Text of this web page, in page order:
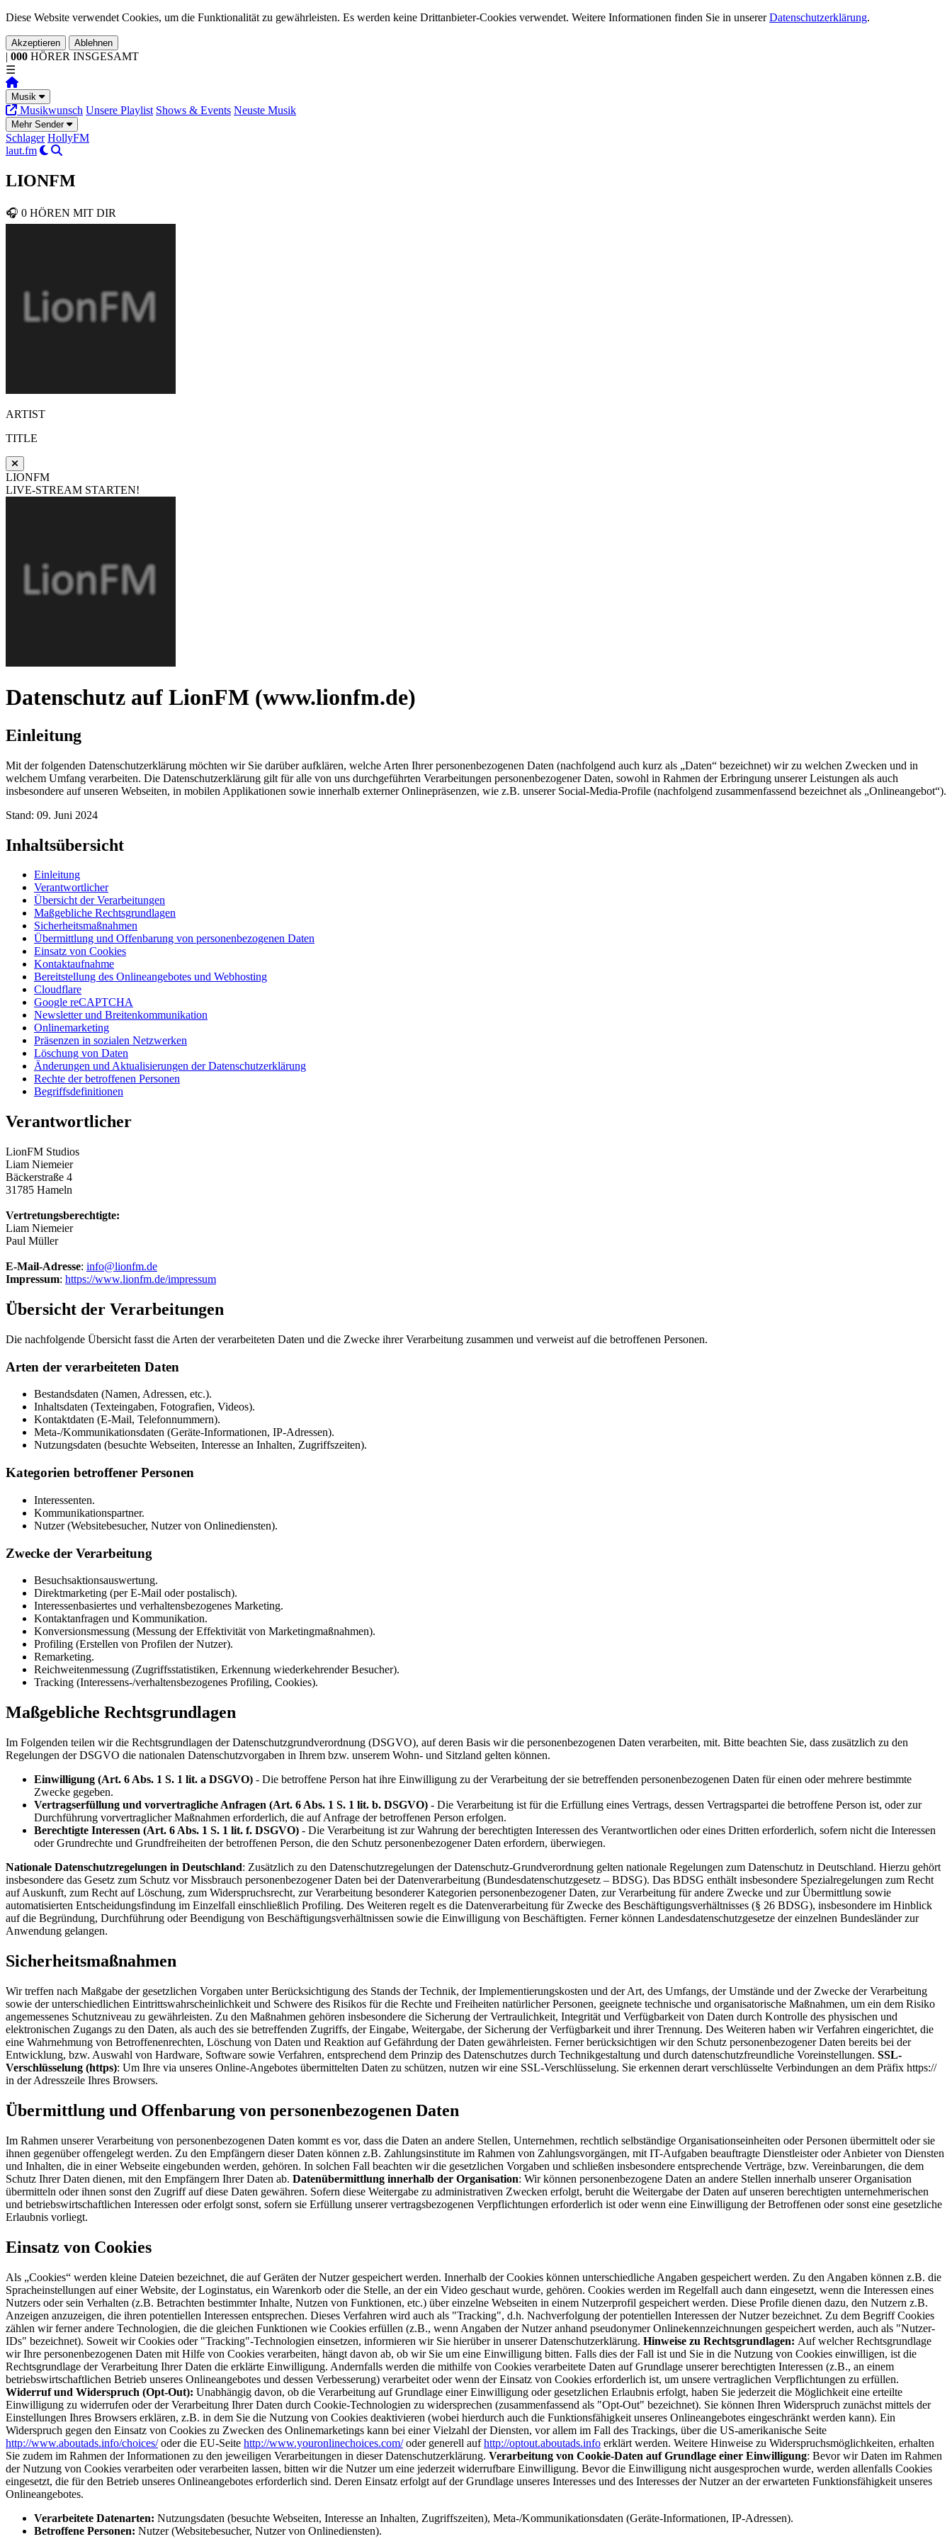
Diese Website verwendet Cookies, um die Funktionalität zu gewährleisten. Es werden keine Drittanbieter-Cookies verwendet. Weitere Informationen finden Sie in unsererDatenschutzerklärung.
Akzeptieren Ablehnen
| 000 HÖRER INSGESAMT
☰
Musik
Musikwunsch Unsere Playlist Shows & Events Neuste Musik
Mehr Sender
Schlager HollyFM
laut.fm
LIONFM
🎧 0 HÖREN MIT DIR
ARTIST
TITLE
LIONFM
LIVE-STREAM STARTEN!
Datenschutz auf LionFM (www.lionfm.de)
Einleitung
Mit der folgenden Datenschutzerklärung möchten wir Sie darüber aufklären, welche Arten Ihrer personenbezogenen Daten (nachfolgend auch kurz als „Daten“ bezeichnet) wir zu welchen Zwecken und in
welchem Umfang verarbeiten. Die Datenschutzerklärung gilt für alle von uns durchgeführten Verarbeitungen personenbezogener Daten, sowohl in Rahmen der Erbringung unserer Leistungen als auch
insbesondere auf unseren Webseiten, in mobilen Applikationen sowie innerhalb externer Onlinepräsenzen, wie z.B. unserer Social-Media-Profile (nachfolgend zusammenfassend bezeichnet als „Onlineangebot“).
Stand: 09. Juni 2024
Inhaltsübersicht
Einleitung
Verantwortlicher
Übersicht der Verarbeitungen
Maßgebliche Rechtsgrundlagen
Sicherheitsmaßnahmen
Übermittlung und Offenbarung von personenbezogenen Daten
Einsatz von Cookies
Kontaktaufnahme
Bereitstellung des Onlineangebotes und Webhosting
Cloudflare
Google reCAPTCHA
Newsletter und Breitenkommunikation
Onlinemarketing
Präsenzen in sozialen Netzwerken
Löschung von Daten
Änderungen und Aktualisierungen der Datenschutzerklärung
Rechte der betroffenen Personen
Begriffsdefinitionen
Verantwortlicher
LionFM Studios
Liam Niemeier
Bäckerstraße 4
31785 Hameln
Vertretungsberechtigte:
Liam Niemeier
Paul Müller
E-Mail-Adresse: info@lionfm.de
Impressum: https://www.lionfm.de/impressum
Übersicht der Verarbeitungen
Die nachfolgende Übersicht fasst die Arten der verarbeiteten Daten und die Zwecke ihrer Verarbeitung zusammen und verweist auf die betroffenen Personen.
Arten der verarbeiteten Daten
Bestandsdaten (Namen, Adressen, etc.).
Inhaltsdaten (Texteingaben, Fotografien, Videos).
Kontaktdaten (E-Mail, Telefonnummern).
Meta-/Kommunikationsdaten (Geräte-Informationen, IP-Adressen).
Nutzungsdaten (besuchte Webseiten, Interesse an Inhalten, Zugriffszeiten).
Kategorien betroffener Personen
Interessenten.
Kommunikationspartner.
Nutzer (Websitebesucher, Nutzer von Onlinediensten).
Zwecke der Verarbeitung
Besuchsaktionsauswertung.
Direktmarketing (per E-Mail oder postalisch).
Interessenbasiertes und verhaltensbezogenes Marketing.
Kontaktanfragen und Kommunikation.
Konversionsmessung (Messung der Effektivität von Marketingmaßnahmen).
Profiling (Erstellen von Profilen der Nutzer).
Remarketing.
Reichweitenmessung (Zugriffsstatistiken, Erkennung wiederkehrender Besucher).
Tracking (Interessens-/verhaltensbezogenes Profiling, Cookies).
Maßgebliche Rechtsgrundlagen
Im Folgenden teilen wir die Rechtsgrundlagen der Datenschutzgrundverordnung (DSGVO), auf deren Basis wir die personenbezogenen Daten verarbeiten, mit. Bitte beachten Sie, dass zusätzlich zu den
Regelungen der DSGVO die nationalen Datenschutzvorgaben in Ihrem bzw. unserem Wohn- und Sitzland gelten können.
Einwilligung (Art. 6 Abs. 1 S. 1 lit. a DSGVO) - Die betroffene Person hat ihre Einwilligung zu der Verarbeitung der sie betreffenden personenbezogenen Daten für einen oder mehrere bestimmte
Zwecke gegeben.
Vertragserfüllung und vorvertragliche Anfragen (Art. 6 Abs. 1 S. 1 lit. b. DSGVO) - Die Verarbeitung ist für die Erfüllung eines Vertrags, dessen Vertragspartei die betroffene Person ist, oder zur
Durchführung vorvertraglicher Maßnahmen erforderlich, die auf Anfrage der betroffenen Person erfolgen.
Berechtigte Interessen (Art. 6 Abs. 1 S. 1 lit. f. DSGVO) - Die Verarbeitung ist zur Wahrung der berechtigten Interessen des Verantwortlichen oder eines Dritten erforderlich, sofern nicht die Interessen
oder Grundrechte und Grundfreiheiten der betroffenen Person, die den Schutz personenbezogener Daten erfordern, überwiegen.
Nationale Datenschutzregelungen in Deutschland: Zusätzlich zu den Datenschutzregelungen der Datenschutz-Grundverordnung gelten nationale Regelungen zum Datenschutz in Deutschland. Hierzu gehört
insbesondere das Gesetz zum Schutz vor Missbrauch personenbezogener Daten bei der Datenverarbeitung (Bundesdatenschutzgesetz – BDSG). Das BDSG enthält insbesondere Spezialregelungen zum Recht
auf Auskunft, zum Recht auf Löschung, zum Widerspruchsrecht, zur Verarbeitung besonderer Kategorien personenbezogener Daten, zur Verarbeitung für andere Zwecke und zur Übermittlung sowie
automatisierten Entscheidungsfindung im Einzelfall einschließlich Profiling. Des Weiteren regelt es die Datenverarbeitung für Zwecke des Beschäftigungsverhältnisses (§ 26 BDSG), insbesondere im Hinblick
auf die Begründung, Durchführung oder Beendigung von Beschäftigungsverhältnissen sowie die Einwilligung von Beschäftigten. Ferner können Landesdatenschutzgesetze der einzelnen Bundesländer zur
Anwendung gelangen.
Sicherheitsmaßnahmen
Wir treffen nach Maßgabe der gesetzlichen Vorgaben unter Berücksichtigung des Stands der Technik, der Implementierungskosten und der Art, des Umfangs, der Umstände und der Zwecke der Verarbeitung
sowie der unterschiedlichen Eintrittswahrscheinlichkeit und Schwere des Risikos für die Rechte und Freiheiten natürlicher Personen, geeignete technische und organisatorische Maßnahmen, um ein dem Risiko
angemessenes Schutzniveau zu gewährleisten. Zu den Maßnahmen gehören insbesondere die Sicherung der Vertraulichkeit, Integrität und Verfügbarkeit von Daten durch Kontrolle des physischen und
elektronischen Zugangs zu den Daten, als auch des sie betreffenden Zugriffs, der Eingabe, Weitergabe, der Sicherung der Verfügbarkeit und ihrer Trennung. Des Weiteren haben wir Verfahren eingerichtet, die
eine Wahrnehmung von Betroffenenrechten, Löschung von Daten und Reaktion auf Gefährdung der Daten gewährleisten. Ferner berücksichtigen wir den Schutz personenbezogener Daten bereits bei der
Entwicklung, bzw. Auswahl von Hardware, Software sowie Verfahren, entsprechend dem Prinzip des Datenschutzes durch Technikgestaltung und durch datenschutzfreundliche Voreinstellungen. SSL-
Verschlüsselung (https): Um Ihre via unseres Online-Angebotes übermittelten Daten zu schützen, nutzen wir eine SSL-Verschlüsselung. Sie erkennen derart verschlüsselte Verbindungen an dem Präfix https://
in der Adresszeile Ihres Browsers.
Übermittlung und Offenbarung von personenbezogenen Daten
Im Rahmen unserer Verarbeitung von personenbezogenen Daten kommt es vor, dass die Daten an andere Stellen, Unternehmen, rechtlich selbständige Organisationseinheiten oder Personen übermittelt oder sie
ihnen gegenüber offengelegt werden. Zu den Empfängern dieser Daten können z.B. Zahlungsinstitute im Rahmen von Zahlungsvorgängen, mit IT-Aufgaben beauftragte Dienstleister oder Anbieter von Diensten
und Inhalten, die in einer Webseite eingebunden werden, gehören. In solchen Fall beachten wir die gesetzlichen Vorgaben und schließen insbesondere entsprechende Verträge, bzw. Vereinbarungen, die dem
Schutz Ihrer Daten dienen, mit den Empfängern Ihrer Daten ab. Datenübermittlung innerhalb der Organisation: Wir können personenbezogene Daten an andere Stellen innerhalb unserer Organisation
übermitteln oder ihnen sonst den Zugriff auf diese Daten gewähren. Sofern diese Weitergabe zu administrativen Zwecken erfolgt, beruht die Weitergabe der Daten auf unseren berechtigten unternehmerischen
und betriebswirtschaftlichen Interessen oder erfolgt sonst, sofern sie Erfüllung unserer vertragsbezogenen Verpflichtungen erforderlich ist oder wenn eine Einwilligung der Betroffenen oder sonst eine gesetzliche
Erlaubnis vorliegt.
Einsatz von Cookies
Als „Cookies“ werden kleine Dateien bezeichnet, die auf Geräten der Nutzer gespeichert werden. Innerhalb der Cookies können unterschiedliche Angaben gespeichert werden. Zu den Angaben können z.B. die
Spracheinstellungen auf einer Website, der Loginstatus, ein Warenkorb oder die Stelle, an der ein Video geschaut wurde, gehören. Cookies werden im Regelfall auch dann eingesetzt, wenn die Interessen eines
Nutzers oder sein Verhalten (z.B. Betrachten bestimmter Inhalte, Nutzen von Funktionen, etc.) über einzelne Webseiten in einem Nutzerprofil gespeichert werden. Diese Profile dienen dazu, den Nutzern z.B.
Anzeigen anzuzeigen, die ihren potentiellen Interessen entsprechen. Dieses Verfahren wird auch als "Tracking", d.h. Nachverfolgung der potentiellen Interessen der Nutzer bezeichnet. Zu dem Begriff Cookies
zählen wir ferner andere Technologien, die die gleichen Funktionen wie Cookies erfüllen (z.B., wenn Angaben der Nutzer anhand pseudonymer Onlinekennzeichnungen gespeichert werden, auch als "Nutzer-
IDs" bezeichnet). Soweit wir Cookies oder "Tracking"-Technologien einsetzen, informieren wir Sie hierüber in unserer Datenschutzerklärung. Hinweise zu Rechtsgrundlagen: Auf welcher Rechtsgrundlage
wir Ihre personenbezogenen Daten mit Hilfe von Cookies verarbeiten, hängt davon ab, ob wir Sie um eine Einwilligung bitten. Falls dies der Fall ist und Sie in die Nutzung von Cookies einwilligen, ist die
Rechtsgrundlage der Verarbeitung Ihrer Daten die erklärte Einwilligung. Andernfalls werden die mithilfe von Cookies verarbeitete Daten auf Grundlage unserer berechtigten Interessen (z.B., an einem
betriebswirtschaftlichen Betrieb unseres Onlineangebotes und dessen Verbesserung) verarbeitet oder wenn der Einsatz von Cookies erforderlich ist, um unsere vertraglichen Verpflichtungen zu erfüllen.
Widerruf und Widerspruch (Opt-Out): Unabhängig davon, ob die Verarbeitung auf Grundlage einer Einwilligung oder gesetzlichen Erlaubnis erfolgt, haben Sie jederzeit die Möglichkeit eine erteilte
Einwilligung zu widerrufen oder der Verarbeitung Ihrer Daten durch Cookie-Technologien zu widersprechen (zusammenfassend als "Opt-Out" bezeichnet). Sie können Ihren Widerspruch zunächst mittels der
Einstellungen Ihres Browsers erklären, z.B. in dem Sie die Nutzung von Cookies deaktivieren (wobei hierdurch auch die Funktionsfähigkeit unseres Onlineangebotes eingeschränkt werden kann). Ein
Widerspruch gegen den Einsatz von Cookies zu Zwecken des Onlinemarketings kann bei einer Vielzahl der Diensten, vor allem im Fall des Trackings, über die US-amerikanische Seite
http://www.aboutads.info/choices/oder die EU-Seite http://www.youronlinechoices.com/oder generell aufhttp://optout.aboutads.info erklärt werden. Weitere Hinweise zu Widerspruchsmöglichkeiten, erhalten
Sie zudem im Rahmen der Informationen zu den jeweiligen Verarbeitungen in dieser Datenschutzerklärung. Verarbeitung von Cookie-Daten auf Grundlage einer Einwilligung: Bevor wir Daten im Rahmen
der Nutzung von Cookies verarbeiten oder verarbeiten lassen, bitten wir die Nutzer um eine jederzeit widerrufbare Einwilligung. Bevor die Einwilligung nicht ausgesprochen wurde, werden allenfalls Cookies
eingesetzt, die für den Betrieb unseres Onlineangebotes erforderlich sind. Deren Einsatz erfolgt auf der Grundlage unseres Interesses und des Interesses der Nutzer an der erwarteten Funktionsfähigkeit unseres
Onlineangebotes.
Verarbeitete Datenarten: Nutzungsdaten (besuchte Webseiten, Interesse an Inhalten, Zugriffszeiten), Meta-/Kommunikationsdaten (Geräte-Informationen, IP-Adressen).
Betroffene Personen: Nutzer (Websitebesucher, Nutzer von Onlinediensten).